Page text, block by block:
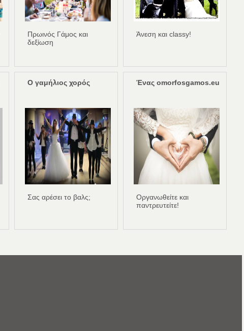
Πρωινός Γάμος και
δεξίωση
Άνεση και classy!
Ο γαμήλιος χορός
Σας αρέσει το βαλς;
Ένας omorfosgamos.eu
Οργανωθείτε και
παντρευτείτε!